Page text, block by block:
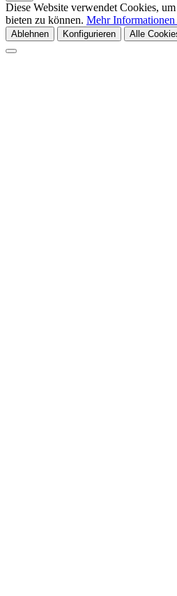
Diese Website verwendet Cookies,
bieten zu können. Mehr Informationen
Ablehnen Konfigurieren Alle